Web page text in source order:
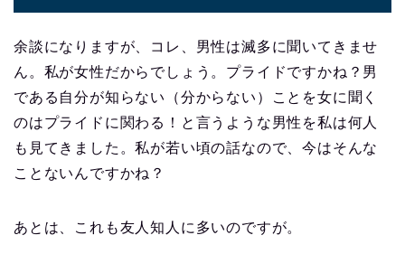
余談になりますが、コレ、男性は滅多に聞いてきませ
ん。私が女性だからでしょう。プライドですかね？男
である自分が知らない（分からない）ことを女に聞く
のはプライドに関わる！と言うような男性を私は何人
も見てきました。私が若い頃の話なので、今はそんな
ことないんですかね？
あとは、これも友人知人に多いのですが。